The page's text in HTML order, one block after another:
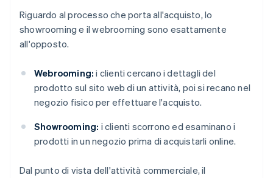
Riguardo al processo che porta all'acquisto, lo
showrooming e il webrooming sono esattamente
all'opposto.
Webrooming: i clienti cercano i dettagli del
prodotto sul sito web di un attività, poi si recano nel
negozio fisico per effettuare l'acquisto.
Showrooming: i clienti scorrono ed esaminano i
prodotti in un negozio prima di acquistarli online.
Dal punto di vista dell'attività commerciale, il